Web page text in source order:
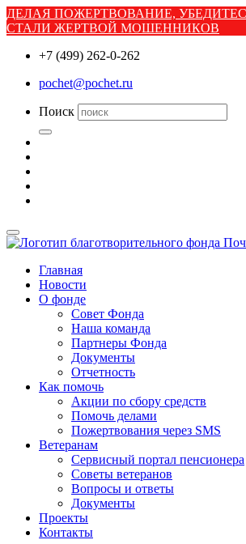
ДЕЛАЯ ПОЖЕРТВОВАНИЕ,
СТАЛИ ЖЕРТВОЙ МОШЕННИКОВ
+7 (499) 262-0-262
pochet@pochet.ru
Поиск
Главная
Новости
О фонде
Совет Фонда
Наша команда
Партнеры Фонда
Документы
Отчетность
Как помочь
Акции по сбору средств
Помочь делами
Пожертвования через SMS
Ветеранам
Сервисный портал пенсионера
Советы ветеранов
Вопросы и ответы
Документы
Проекты
Контакты